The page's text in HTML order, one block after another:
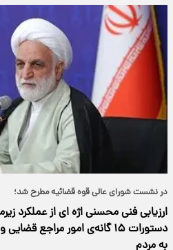
در نشست شورای‌ عالی قوه قضائیه مطرح شد؛
ارزیابی فنی محسنی اژه ای از عملکرد
دستورات ۱۵ گانه‌ی امور
به مردم